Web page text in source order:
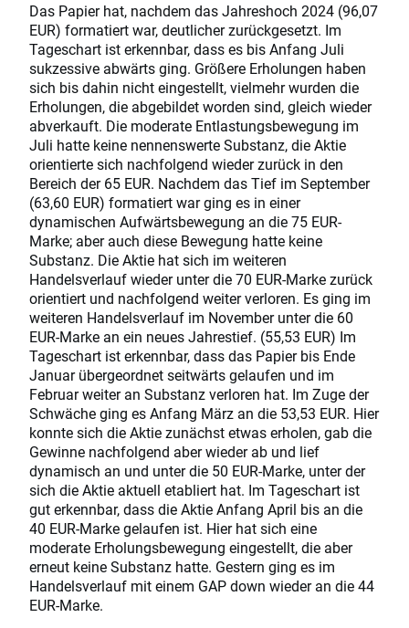
Das Papier hat, nachdem das Jahreshoch 2024 (96,07
EUR) formatiert war, deutlicher zurückgesetzt. Im
Tageschart ist erkennbar, dass es bis Anfang Juli
sukzessive abwärts ging. Größere Erholungen haben
sich bis dahin nicht eingestellt, vielmehr wurden die
Erholungen, die abgebildet worden sind, gleich wieder
abverkauft. Die moderate Entlastungsbewegung im
Juli hatte keine nennenswerte Substanz, die Aktie
orientierte sich nachfolgend wieder zurück in den
Bereich der 65 EUR. Nachdem das Tief im September
(63,60 EUR) formatiert war ging es in einer
dynamischen Aufwärtsbewegung an die 75 EUR-
Marke; aber auch diese Bewegung hatte keine
Substanz. Die Aktie hat sich im weiteren
Handelsverlauf wieder unter die 70 EUR-Marke zurück
orientiert und nachfolgend weiter verloren. Es ging im
weiteren Handelsverlauf im November unter die 60
EUR-Marke an ein neues Jahrestief. (55,53 EUR) Im
Tageschart ist erkennbar, dass das Papier bis Ende
Januar übergeordnet seitwärts gelaufen und im
Februar weiter an Substanz verloren hat. Im Zuge der
Schwäche ging es Anfang März an die 53,53 EUR. Hier
konnte sich die Aktie zunächst etwas erholen, gab die
Gewinne nachfolgend aber wieder ab und lief
dynamisch an und unter die 50 EUR-Marke, unter der
sich die Aktie aktuell etabliert hat. Im Tageschart ist
gut erkennbar, dass die Aktie Anfang April bis an die
40 EUR-Marke gelaufen ist. Hier hat sich eine
moderate Erholungsbewegung eingestellt, die aber
erneut keine Substanz hatte. Gestern ging es im
Handelsverlauf mit einem GAP down wieder an die 44
EUR-Marke.